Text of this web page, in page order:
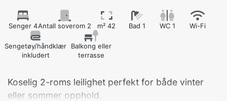
Senger 4Antall soverom 2 m² 42 Bad 1 WC 1 Wi-Fi
Sengetøy/håndklær
inkludert
Balkong eller
terrasse
Koselig 2-roms leilighet perfekt for både vinter
eller sommer opphold.